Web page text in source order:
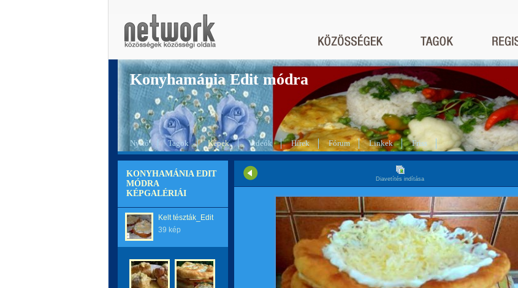
Konyhamánia Edit módra
Nyitó Tagok Képek Videók Hírek Fórum Linkek Friss
KONYHAMÁNIA EDIT
MÓDRA
KÉPGALÉRIÁI
Kelt tészták_Edit
39 kép
Diavetítés indítása